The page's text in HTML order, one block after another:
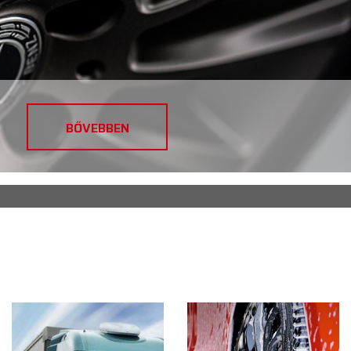
BŐVEBBEN
BŐVEBBEN